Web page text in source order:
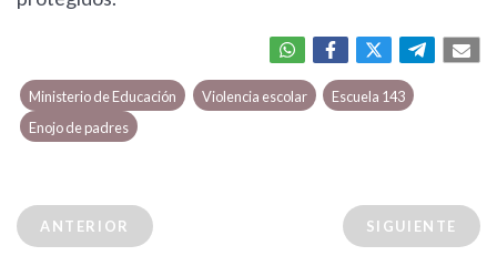
Ministerio de Educación Violencia escolar
Escuela 143
Enojo de padres
ANTERIOR SIGUIENTE